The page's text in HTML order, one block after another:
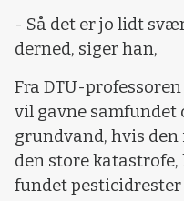
- Så det er jo lidt
derned, siger han,
Fra DTU-
vil gavne samfundet
grundvand, hvis
den store
fundet